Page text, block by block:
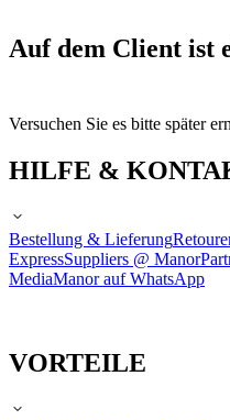
Auf dem Client ist
Versuchen Sie es bitte später
HILFE &
Bestellung & Lieferung
ExpressSuppliers @ Manor
MediaManor auf WhatsApp
VORTEILE